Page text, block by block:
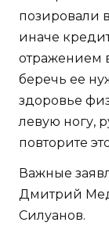
позировали
иначе
отражением
беречь ее
здоровье
левую ногу,
повторите
Важные
Дмитрий
Силуанов.